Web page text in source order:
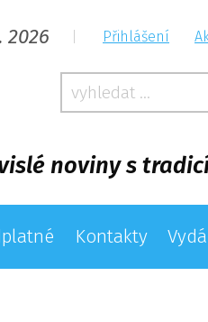
2026 Přihlášení
noviny s
Kontakty